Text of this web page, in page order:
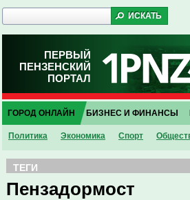
ПЕРВЫЙ
ПЕНЗЕНСКИЙ
ПОРТАЛ
ГОРОД ОНЛАЙН
Политика Экономика Спорт
БИЗНЕС И ФИНАНСЫ
ТЕГИ
Пензадормост